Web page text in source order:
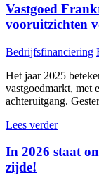
Vastgoed
vooruitzichten
Bedrijfsfinanciering
Het jaar 2025
vastgoedmarkt, met
achteruitgang.
Lees verder
In 2026 staat
zijde!